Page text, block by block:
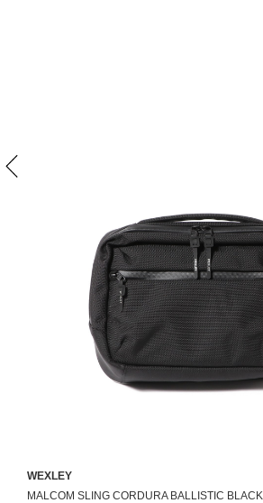
WEXLEY
MALCOM SLING CORDURA BALLISTIC BLACK